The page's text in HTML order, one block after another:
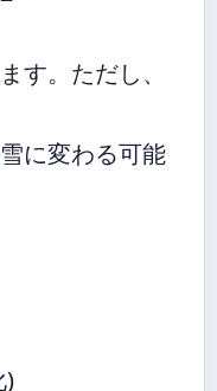
す。ただし、
に変わる可能
)